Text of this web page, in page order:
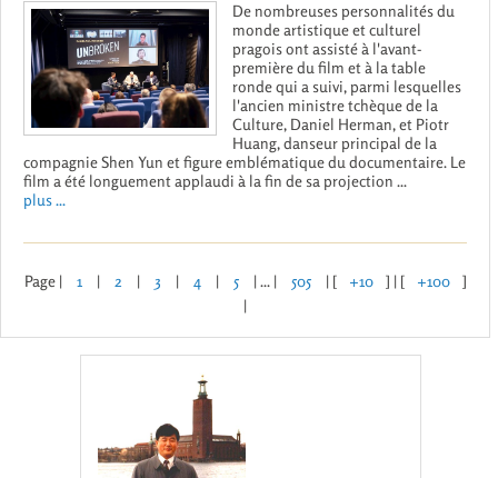
De nombreuses personnalités du
monde artistique et culturel
pragois ont assisté à l'avant-
première du film et à la table
ronde qui a suivi, parmi lesquelles
l'ancien ministre tchèque de la
Culture, Daniel Herman, et Piotr
Huang, danseur principal de la
compagnie Shen Yun et figure emblématique du documentaire. Le
film a été longuement applaudi à la fin de sa projection ...
plus ...
Page | 1 | 2 | 3 | 4 | 5 | ... | 505 | [ +10 ] | [ +100
]
|